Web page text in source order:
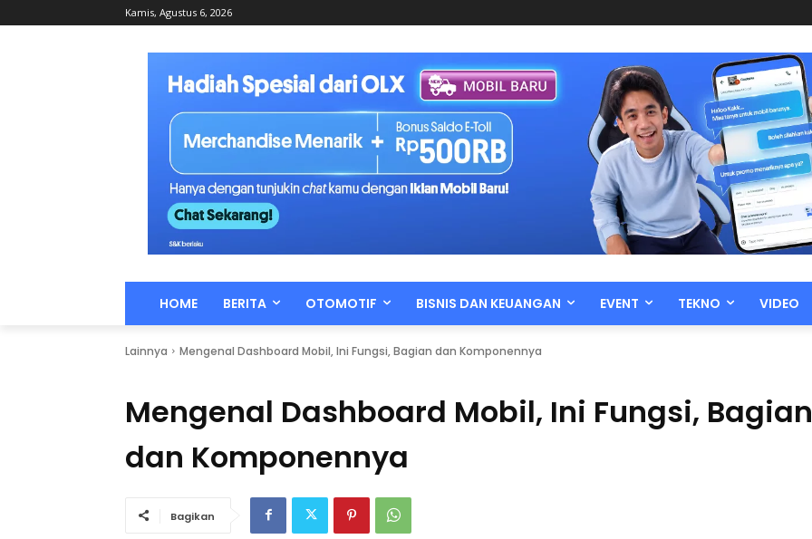
Kamis, Agustus 6, 2026
HOME BERITA OTOMOTIF BISNIS DAN KEUANGAN EVENT TEKNO VIDEO
Lainnya Mengenal Dashboard Mobil, Ini Fungsi, Bagian dan Komponennya
Mengenal Dashboard Mobil, Ini Fungsi, Bagian
dan Komponennya
Bagikan